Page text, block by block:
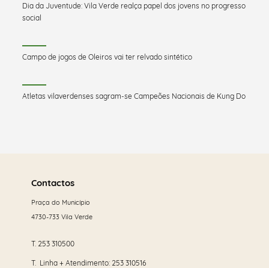
Dia da Juventude: Vila Verde realça papel dos jovens no progresso
social
Campo de jogos de Oleiros vai ter relvado sintético
Atletas vilaverdenses sagram-se Campeões Nacionais de Kung Do
maisContactos
Praça do Município
4730-733 Vila Verde
T. 253 310500
T. Linha + Atendimento: 253 310516